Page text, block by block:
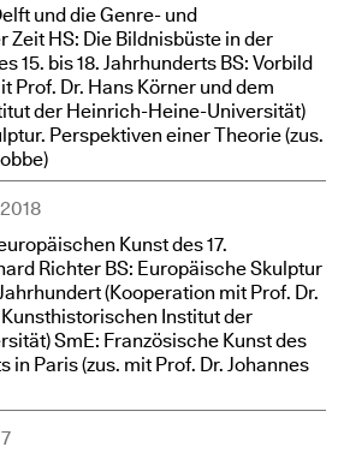
und die Genre- und
HS: Die Bildnisbüste in der
15. bis 18. Jahrhunderts BS: Vorbild
Prof. Dr. Hans Körner und dem
der Heinrich-Heine-Universität)
Perspektiven einer Theorie (zus.
Kunst des 17.
Richter BS: Europäische Skulptur
(Kooperation mit Prof. Dr.
Institut der
SmE: Französische Kunst des
in Paris (zus. mit Prof. Dr. Johannes